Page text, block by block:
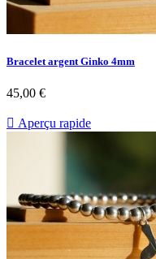
Bracelet argent Ginko 4mm
45,00 €
 Aperçu rapide